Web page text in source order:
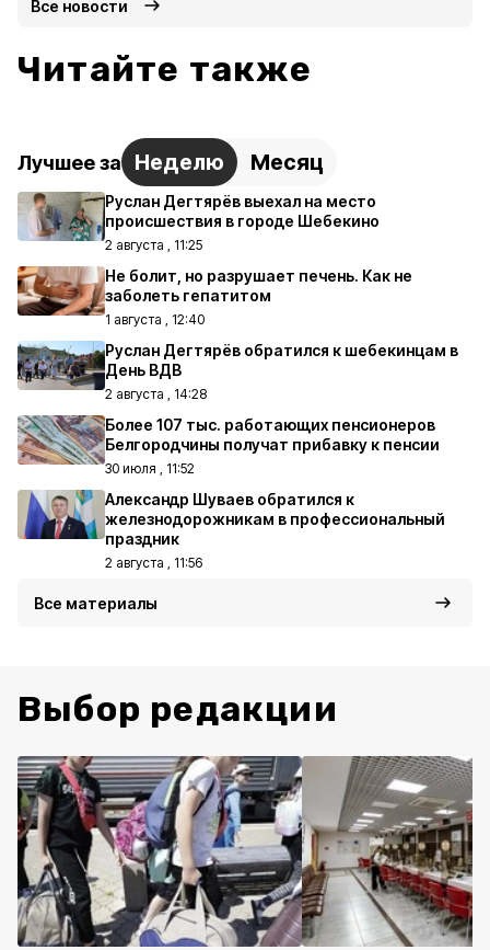
Все новости
Читайте также
Лучшее за Неделю Месяц
Руслан Дегтярёв выехал на место
происшествия в городе Шебекино
2 августа , 11:25
Не болит, но разрушает печень. Как не
заболеть гепатитом
1 августа , 12:40
Руслан Дегтярёв обратился к шебекинцам в
День ВДВ
2 августа , 14:28
Более 107 тыс. работающих пенсионеров
Белгородчины получат прибавку к пенсии
30 июля , 11:52
Александр Шуваев обратился к
железнодорожникам в профессиональный
праздник
2 августа , 11:56
Все материалы
Выбор редакции